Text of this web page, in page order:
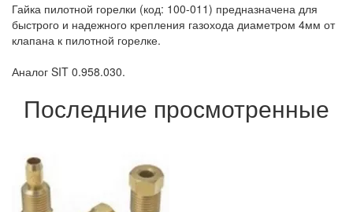
Гайка пилотной горелки (код: 100-011) предназначена для
быстрого и надежного крепления газохода диаметром 4мм от
клапана к пилотной горелке.
Аналог SIT 0.958.030.
Последние просмотренные